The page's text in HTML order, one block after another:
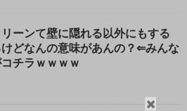
閉
リーンて壁に隠れる以外にもする
どなんの意味があんの？⇐みんな
チラｗｗｗｗ